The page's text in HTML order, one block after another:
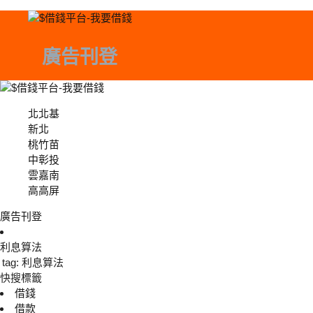
廣告刊登
北北基
新北
桃竹苗
中彰投
雲嘉南
高高屏
廣告刊登
利息算法
tag: 利息算法
快搜標籤
借錢
借款